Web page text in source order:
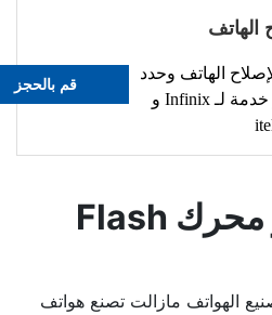
الهاتف
الهاتف وحدد
موقع مركز خدمة لـ Infinix و
قم بالحجز
بطاقات SD أو محرك Flash
الهواتف مازالت تصنع هواتف